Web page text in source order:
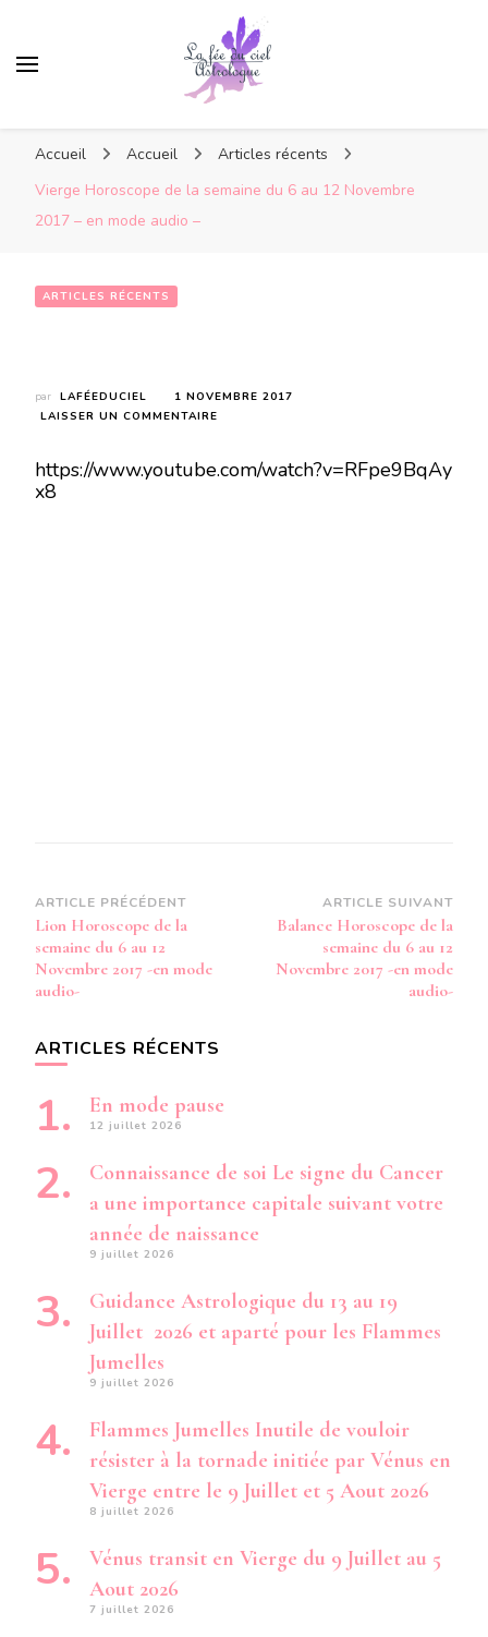
Accueil Accueil
Articles récents
Vierge Horoscope de la semaine du 6 au 12 Novembre
2017 – en mode audio –
ARTICLES RÉCENTS
par LAFÉEDUCIEL
1 NOVEMBRE 2017
LAISSER UN COMMENTAIRE
DE
https://www.youtube.com/watch?v=RFpe9BqAy
x8
Navigation
d’article
ARTICLE PRÉCÉDENT
Lion Horoscope de la
semaine du 6 au 12
Novembre 2017 -en mode
audio-
ARTICLE SUIVANT
Balance Horoscope de la
semaine du 6 au 12
Novembre 2017 -en mode
audio-
ARTICLES RÉCENTS
En mode pause
12 juillet 2026
Connaissance de soi Le signe du Cancer
a une importance capitale suivant votre
année de naissance
9 juillet 2026
Guidance Astrologique du 13 au 19
Juillet 2026 et aparté pour les Flammes
Jumelles
9 juillet 2026
Flammes Jumelles Inutile de vouloir
résister à la tornade initiée par Vénus en
Vierge entre le 9 Juillet et 5 Aout 2026
8 juillet 2026
Vénus transit en Vierge du 9 Juillet au 5
Aout 2026
7 juillet 2026